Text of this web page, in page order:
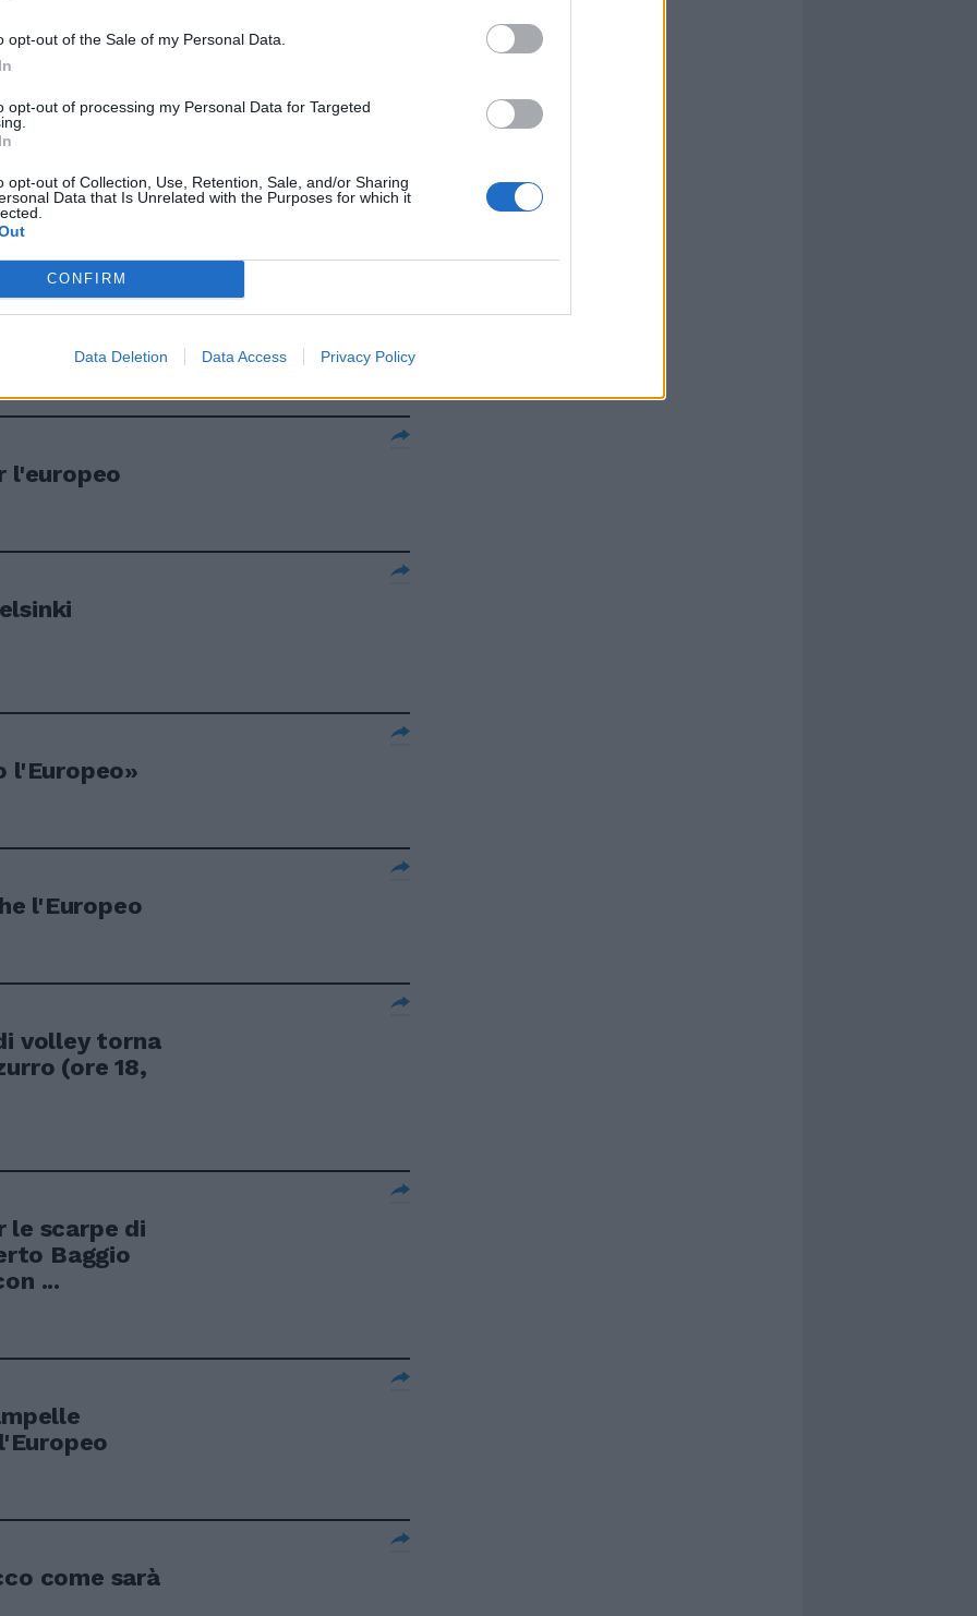
opt-out of the Sale of my Personal Data.
opt-out of processing my Personal Data for Targeted
opt-out of Collection, Use, Retention, Sale, and/or Sharing
Data that Is Unrelated with the Purposes for which it
CONFIRM
Data Deletion Data Access Privacy Policy
treno per
l'europeo
l'Europeo»
l'Europeo
volley torna
(ore 18,
le scarpe di
Baggio
...
come sarà